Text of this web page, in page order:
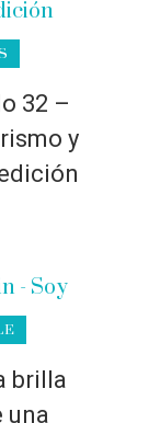
32 –
y
brilla
una